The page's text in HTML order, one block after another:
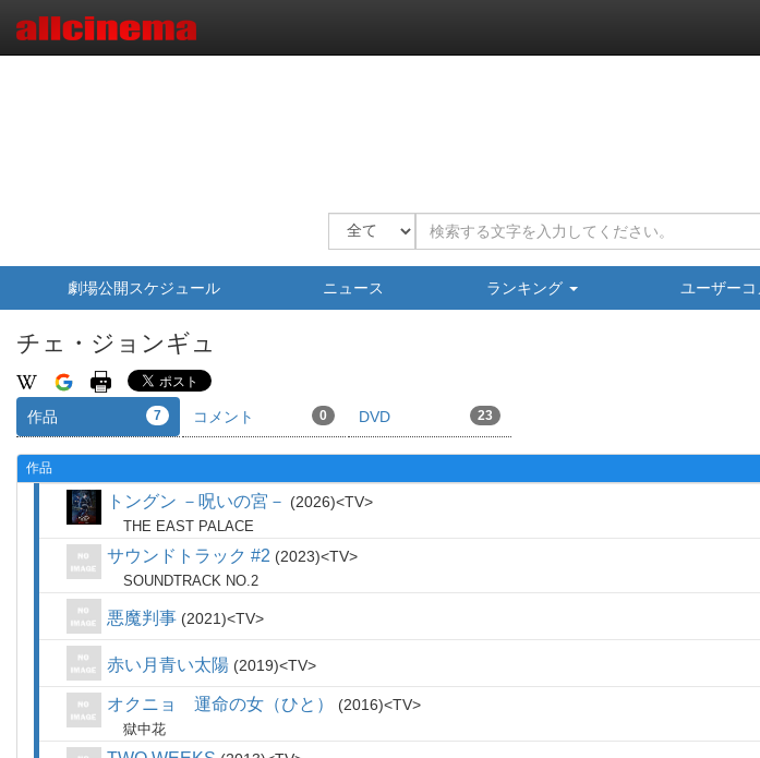
劇場公開スケジュール ニュース ランキング ユーザーコ
チェ・ジョンギュ
作品 7 コメント 0 DVD 23
作品
トングン －呪いの宮－ 2026 TV
THE EAST PALACE
サウンドトラック #2 2023 TV
SOUNDTRACK NO.2
悪魔判事 2021 TV
赤い月青い太陽 2019 TV
オクニョ 運命の女（ひと） 2016 TV
獄中花